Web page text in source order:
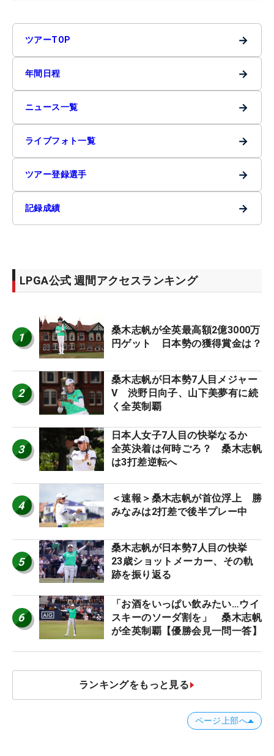
ツアーTOP →
年間日程 →
ニュース一覧 →
ライブフォト一覧 →
ツアー登録選手 →
記録成績 →
LPGA公式 週間アクセスランキング
1
桑木志帆が全英最高額2億3000万
円ゲット 日本勢の獲得賞金は？
2
桑木志帆が日本勢7人目メジャー
V 渋野日向子、山下美夢有に続
く全英制覇
3
日本人女子7人目の快挙なるか
全英決着は何時ごろ？ 桑木志帆
は3打差逆転へ
4
＜速報＞桑木志帆が首位浮上 勝
みなみは2打差で後半プレー中
5
桑木志帆が日本勢7人目の快挙
23歳ショットメーカー、その軌
跡を振り返る
6
「お酒をいっぱい飲みたい…ウイ
スキーのソーダ割を」 桑木志帆
が全英制覇【優勝会見一問一答】
ランキングをもっと見る
ページ上部へ